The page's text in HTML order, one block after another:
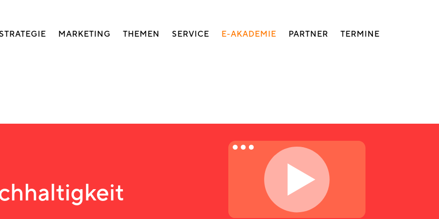
Hauptnavigation
STRATEGIE MARKETING THEMEN SERVICE E-AKADEMIE PARTNER TERMINE